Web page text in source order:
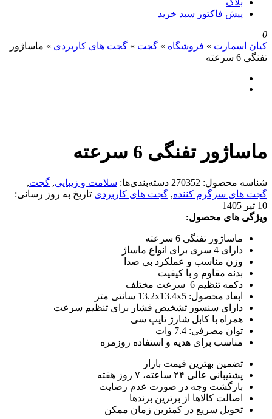
بلاگ
پیش فاکتور سبد خرید
0
کیان اسمارت » فروشگاه » گجت » گجت های کاربردی » ماساژور
تفنگی 6 سرعته
ماساژور تفنگی 6 سرعته
شناسه محصول: 270352 دسته‌بندی‌ها: سلامت و زیبایی, گجت,
گجت های سرگرم کننده, گجت های کاربردی تاریخ به روز رسانی:
10 تیر 1405
ویژگی های محصول:
ماساژور تفنگی 6 سرعته
دارای 4 سری برای انواع ماساژ
وزن مناسب و عملکرد بی صدا
بدنه مقاوم و با کیفیت
دکمه تنظیم 6 سرعت مختلف
ابعاد محصول: 13.2x13.4x5 سانتی متر
دارای سنسور تشخیص فشار برای تنظیم سرعت
همراه با کابل شارژ تایپ سی
توان مصرفی: 7.4 وات
مناسب برای هدیه و استفاده روزمره
تضمین بهترین قیمت بازار
پشتیبانی عالی ۲۴ ساعته، ۷ روز هفته
بازگشت وجه در صورت عدم رضایت
اصالت کالاها از برترین برندها
تحویل سریع در کمترین زمان ممکن